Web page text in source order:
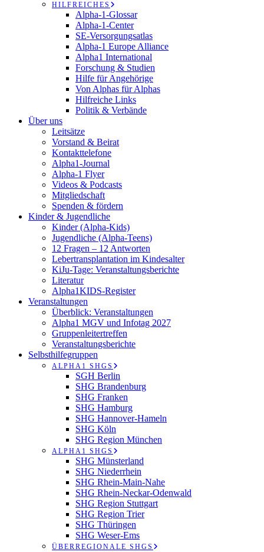
HILFREICHES
Alpha-1-Glossar
Alpha-1-Center
SE-Versorgungsatlas
Alpha-1 Europe Alliance
Alpha1 International
Forschung & Studien
Hilfe für Angehörige
Von Alphas für Alphas
Hilfreiche Links
Politik & Verbände
Über uns
Leitsätze
Vorstand & Beirat
Kontakttelefone
Alpha1-Journal
Alpha-1 Flyer
Videos & Podcasts
Mitgliedschaft
Spenden & fördern
Kinder & Jugendliche
Kinder (Alpha-Kids)
Jugendliche (Alpha-Teens)
12 Fragen – 12 Antworten
Lebertransplantation im Kindesalter
KiJu-Tage: Veranstaltungsberichte
Literatur
Alpha1KIDS-Register
Veranstaltungen
Überblick: Veranstaltungen
Alpha1 MGV und Infotag 2027
Gruppenleitertreffen
Veranstaltungsberichte
Selbsthilfegruppen
ALPHA1 SHGS
SGH Berlin
SHG Brandenburg
SHG Franken
SHG Hamburg
SHG Hannover-Hameln
SHG Köln
SHG Region München
ALPHA1 SHGS
SHG Münsterland
SHG Niederrhein
SHG Rhein-Main-Nahe
SHG Rhein-Neckar-Odenwald
SHG Region Stuttgart
SHG Region Trier
SHG Thüringen
SHG Weser-Ems
ÜBERREGIONALE SHGS